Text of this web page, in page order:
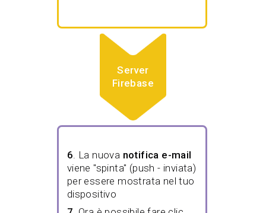
Server
Firebase
6 . La nuova notifica e-mail
viene "spinta" (push - inviata)
per essere mostrata nel tuo
dispositivo